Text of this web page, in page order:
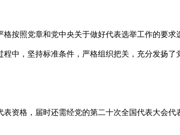
照党章和党中央关于做好代表选举工作的要求
程中，坚持标准条件，严格组织把关，充分发扬了
格，届时还需经党的第二十次全国代表大会代